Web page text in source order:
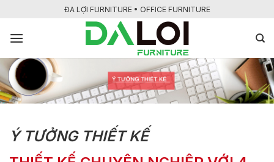
nội
ĐA LỢI FURNITURE • OFFICE FURNITURE
Ý TƯỞNG THIẾT KẾ